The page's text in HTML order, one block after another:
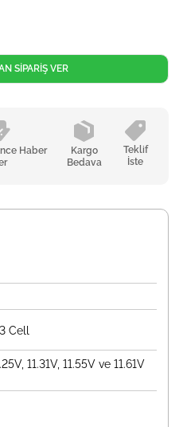
Haber
Kargo
Bedava
Teklif
İste
SİPARİŞ VER
Cell
11.31V, 11.55V ve 11.61V